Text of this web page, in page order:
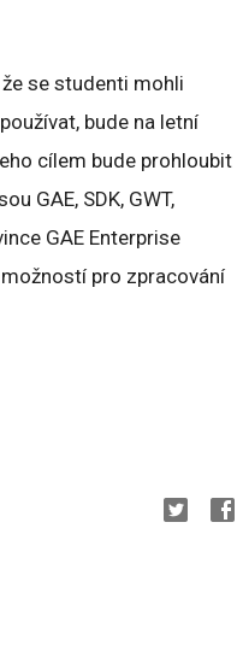
se studenti mohli
bude na letní
cílem bude prohloubit
GAE, SDK, GWT,
GAE Enterprise
pro zpracování